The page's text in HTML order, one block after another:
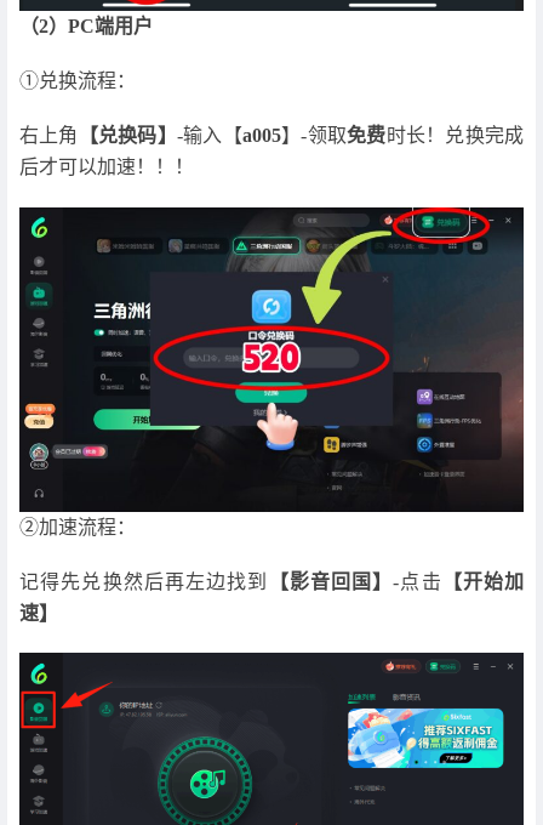
（2）PC端用户
①兑换流程：
右上角 【兑换码】 -输入【a005】-领取免费时长！兑换完成
后才可以加速！！！
②加速流程：
记得先兑换然后再左边找到 【影音回国】-点击 【开始加
速】